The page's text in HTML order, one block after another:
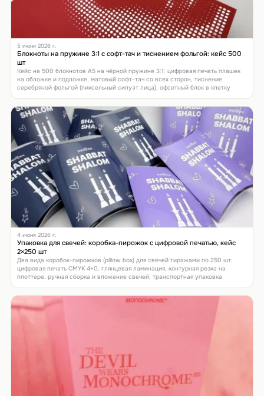
5 июня 2026 г.
Блокноты на пружине 3:1 с софт-тач и тиснением фольгой: кейс 500
шт
Кейс на 500 блокнотов А5 на чёрной пружине 3:1: цифровая печать плашек
на обложке и подложке, матовый софт-тач со всех сторон, тиснение
серебряной фольгой (пиксельный силуэт лица), офсетный блок в клетку
4 июня 2026 г.
Упаковка для свечей: коробка-пирожок с цифровой печатью, кейс
2×250 шт
Два вида коробок-пирожков (pillow box) для свечей тиражами по 250 шт:
цифровая печать CMYK 4+0, глянцевая ламинация, контурная резка на
плоттере, ручная сборка и вложение свечей, транспортная упаковка